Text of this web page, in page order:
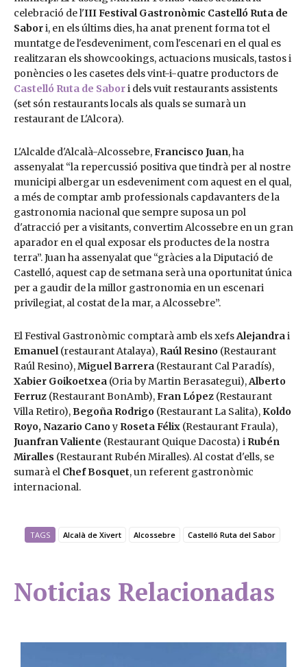
celebració de l'III Festival Gastronòmic Castelló Ruta de
Sabori, en els últims dies, ha anat prenent forma tot el
muntatge de l'esdeveniment, com l'escenari en el qual es
realitzaran els showcookings, actuacions musicals, tastos i
ponències o les casetes dels vint-i-quatre productors de
Castelló Ruta de Sabori dels vuit restaurants assistents
(set són restaurants locals als quals se sumarà un
restaurant de L'Alcora).
L'Alcalde d'Alcalà-Alcossebre,Francisco Juan, ha
assenyalat “la repercussió positiva que tindrà per al nostre
municipi albergar un esdeveniment com aquest en el qual,
a més de comptar amb professionals capdavanters de la
gastronomia nacional que sempre suposa un pol
d'atracció per a visitants, convertim Alcossebre en un gran
aparador en el qual exposar els productes de la nostra
terra”. Juan ha assenyalat que “gràcies a la Diputació de
Castelló, aquest cap de setmana serà una oportunitat única
per a gaudir de la millor gastronomia en un escenari
privilegiat, al costat de la mar, a Alcossebre”.
El Festival Gastronòmic comptarà amb els xefsAlejandrai
Emanuel(restaurant Atalaya), Raúl Resino (Restaurant
Raúl Resino),Miguel Barrera (Restaurant Cal Paradís),
Xabier Goikoetxea (Oria by Martin Berasategui),Alberto
Ferruz (Restaurant BonAmb),Fran López (Restaurant
Villa Retiro),Begoña Rodrigo (Restaurant La Salita), Koldo
Royo, Nazario Canoy Roseta Félix (Restaurant Fraula),
Juanfran Valiente (Restaurant Quique Dacosta) i Rubén
Miralles (Restaurant Rubén Miralles). Al costat d'ells, se
sumarà el Chef Bosquet, un referent gastronòmic
internacional.
TAGS Alcalà de Xivert Alcossebre Castelló Ruta del Sabor
Noticias Relacionadas